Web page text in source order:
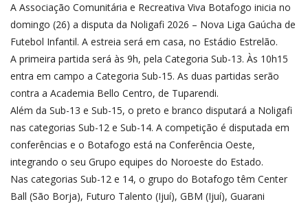
A Associação Comunitária e Recreativa Viva Botafogo inicia no
domingo (26) a disputa da Noligafi 2026 – Nova Liga Gaúcha de
Futebol Infantil. A estreia será em casa, no Estádio Estrelão.
A primeira partida será às 9h, pela Categoria Sub-13. Às 10h15
entra em campo a Categoria Sub-15. As duas partidas serão
contra a Academia Bello Centro, de Tuparendi.
Além da Sub-13 e Sub-15, o preto e branco disputará a Noligafi
nas categorias Sub-12 e Sub-14. A competição é disputada em
conferências e o Botafogo está na Conferência Oeste,
integrando o seu Grupo equipes do Noroeste do Estado.
Nas categorias Sub-12 e 14, o grupo do Botafogo têm Center
Ball (São Borja), Futuro Talento (Ijuí), GBM (Ijuí), Guarani